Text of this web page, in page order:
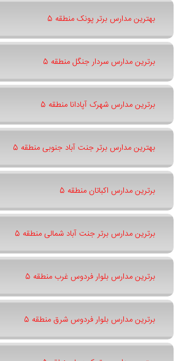
بهترین مدارس برتر پونک منطقه 5
برترین مدارس سردار جنگل منطقه 5
برترین مدارس شهرک آپادانا منطقه 5
بهترین مدارس برتر جنت آباد جنوبی منطقه 5
برترین مدارس اکباتان منطقه 5
برترین مدارس برتر جنت آباد شمالی منطقه 5
برترین مدارس بلوار فردوس غرب منطقه 5
برترین مدارس بلوار فردوس شرق منطقه 5